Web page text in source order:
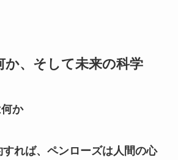
か、そして未来の科学
か
れば、ペンローズは人間の心